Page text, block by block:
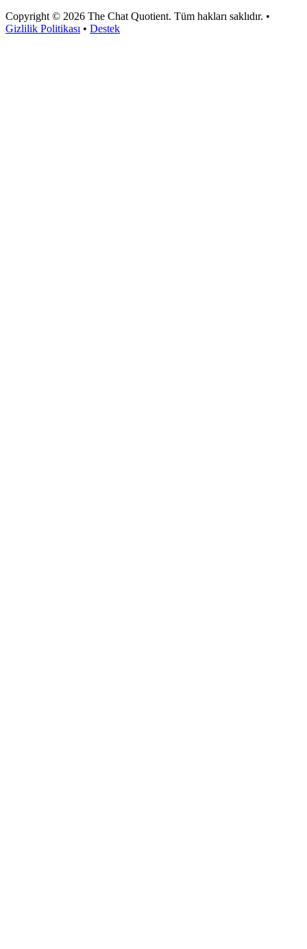
Copyright © 2026 The Chat Quotient. Tüm hakları saklıdır. •
Gizlilik Politikası • Destek